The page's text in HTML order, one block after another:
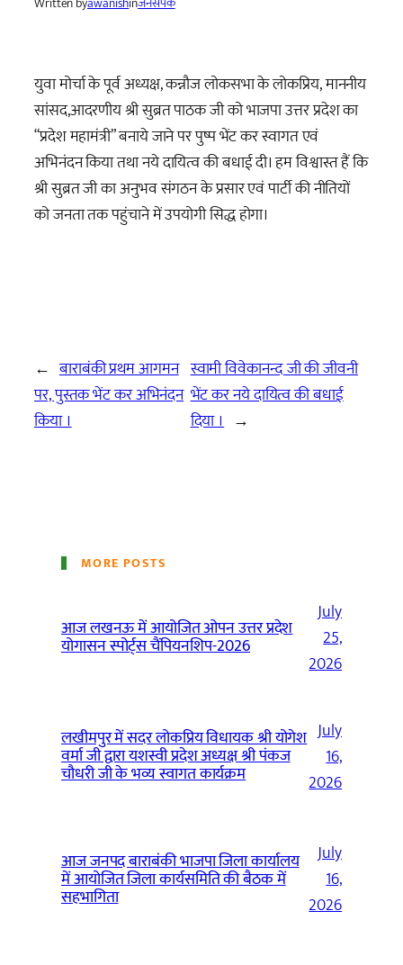
युवा मोर्चा के पूर्व अध्यक्ष, कन्नौज लोकसभा के लोकप्रिय, माननीय
सांसद,आदरणीय श्री सुब्रत पाठक जी को भाजपा उत्तर प्रदेश का
“प्रदेश महामंत्री” बनाये जाने पर पुष्प भेंट कर स्वागत एवं
अभिनंदन किया तथा नये दायित्व की बधाई दी। हम विश्वास्त हैं कि
श्री सुब्रत जी का अनुभव संगठन के प्रसार एवं पार्टी की नीतियों
को जनता तक पहुंचाने में उपयोगी सिद्ध होगा।
← बाराबंकी प्रथम आगमन
पर, पुस्तक भेंट कर अभिनंदन
किया ।
स्वामी विवेकानन्द जी की जीवनी
भेंट कर नये दायित्व की बधाई
दिया । →
MORE POSTS
आज लखनऊ में आयोजित ओपन उत्तर प्रदेश
योगासन स्पोर्ट्स चैंपियनशिप-2026
July
25,
2026
लखीमपुर में सदर लोकप्रिय विधायक श्री योगेश
वर्मा जी द्वारा यशस्वी प्रदेश अध्यक्ष श्री पंकज
चौधरी जी के भव्य स्वागत कार्यक्रम
July
16,
2026
आज जनपद बाराबंकी भाजपा जिला कार्यालय
में आयोजित जिला कार्यसमिति की बैठक में
सहभागिता
July
16,
2026